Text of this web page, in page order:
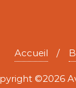
Accueil
©2026